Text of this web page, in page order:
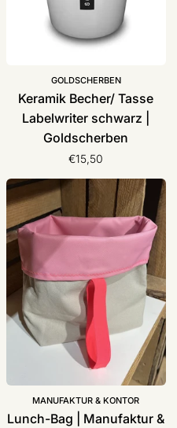
GOLDSCHERBEN
Keramik Becher/ Tasse
Labelwriter schwarz |
Goldscherben
€15,50
Lunch-
Bag
|
Manufaktur
&
Kontor
MANUFAKTUR & KONTOR
Lunch-Bag | Manufaktur &